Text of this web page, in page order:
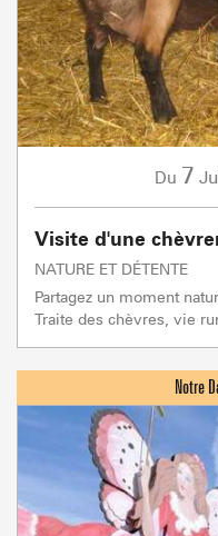
Du 7
Visite d'une
NATURE ET DÉTENTE
Partagez un moment
Traite des chèvres, vie